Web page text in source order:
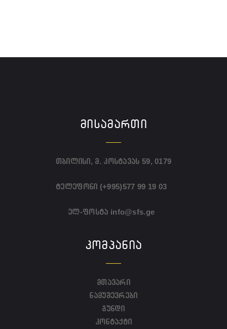
ᲛᲘᲡᲐᲛᲐᲠᲗᲘ
თბილისი, მ. კოსტავას 59, 0179
ტელეფონი (+995)577 99 19 03
ელ-ფოსტა info@sfs.ge
ᲙᲝᲛᲞᲐᲜᲘᲐ
მთავარი
ნამუშევრები
გუნდი
კონტაქტი